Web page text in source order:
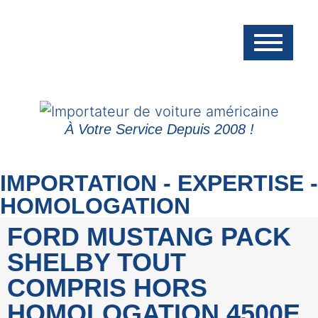
À Votre Service Depuis 2008 !
IMPORTATION - EXPERTISE -
HOMOLOGATION
FORD MUSTANG PACK
SHELBY TOUT
COMPRIS HORS